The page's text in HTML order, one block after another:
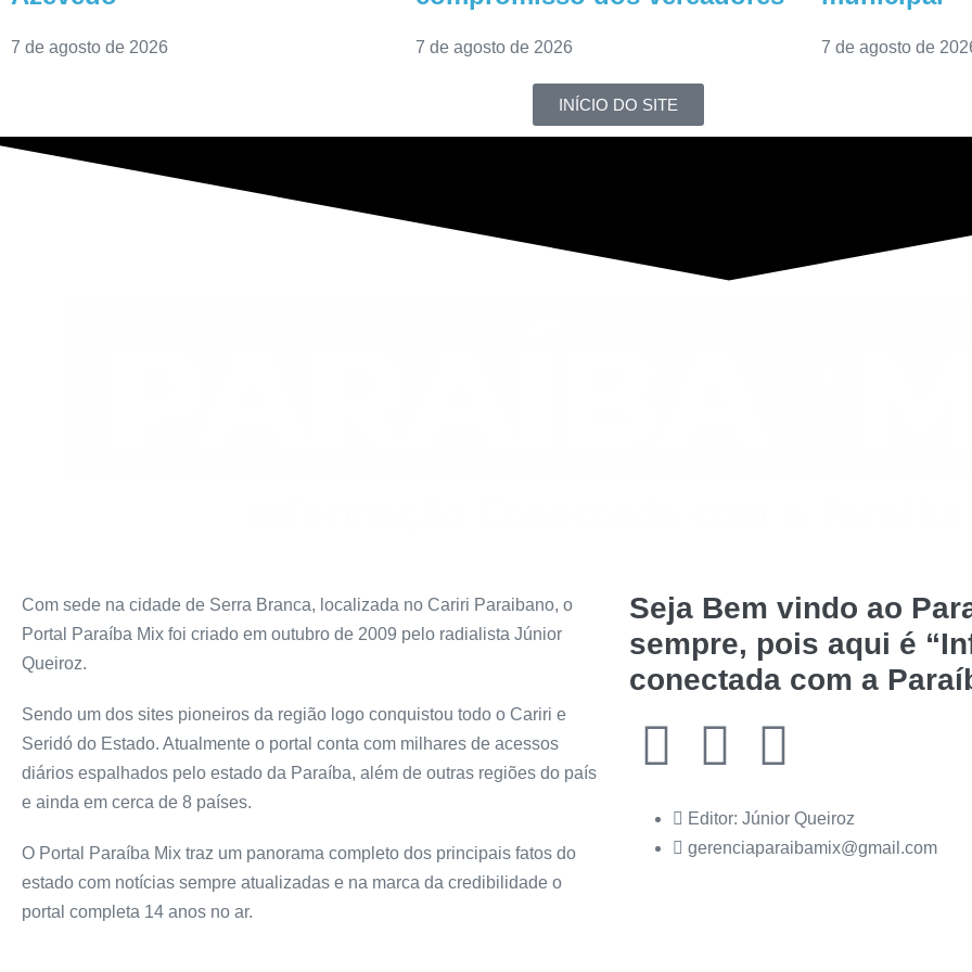
7 de agosto de 2026 7 de agosto de 2026 7 de agosto de
INÍCIO DO SITE
Com sede na cidade de Serra Branca, localizada no Cariri Paraibano, o
Portal Paraíba Mix foi criado em outubro de 2009 pelo radialista Júnior
Queiroz.
Sendo um dos sites pioneiros da região logo conquistou todo o Cariri e
Seridó do Estado. Atualmente o portal conta com milhares de acessos
diários espalhados pelo estado da Paraíba, além de outras regiões do país
e ainda em cerca de 8 países.
O Portal Paraíba Mix traz um panorama completo dos principais fatos do
estado com notícias sempre atualizadas e na marca da credibilidade o
portal completa 14 anos no ar.
Seja Bem vindo ao
sempre, pois aqui é
conectada com a
Editor: Júnior Queiroz
gerenciaparaibamix@gmail.com